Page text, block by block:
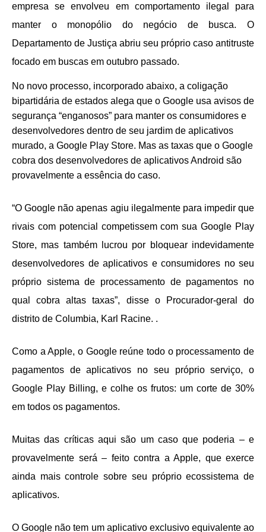
empresa se envolveu em comportamento ilegal para
manter o monopólio do negócio de busca. O
Departamento de Justiça abriu seu próprio caso antitruste
focado em buscas em outubro passado.
No novo processo, incorporado abaixo, a coligação
bipartidária de estados alega que o Google usa avisos de
segurança “enganosos” para manter os consumidores e
desenvolvedores dentro de seu jardim de aplicativos
murado, a Google Play Store. Mas as taxas que o Google
cobra dos desenvolvedores de aplicativos Android são
provavelmente a essência do caso.
“O Google não apenas agiu ilegalmente para impedir que
rivais com potencial competissem com sua Google Play
Store, mas também lucrou por bloquear indevidamente
desenvolvedores de aplicativos e consumidores no seu
próprio sistema de processamento de pagamentos no
qual cobra altas taxas”, disse o Procurador-geral do
distrito de Columbia, Karl Racine. .
Como a Apple, o Google reúne todo o processamento de
pagamentos de aplicativos no seu próprio serviço, o
Google Play Billing, e colhe os frutos: um corte de 30%
em todos os pagamentos.
Muitas das críticas aqui são um caso que poderia – e
provavelmente será – feito contra a Apple, que exerce
ainda mais controle sobre seu próprio ecossistema de
aplicativos.
O Google não tem um aplicativo exclusivo equivalente ao